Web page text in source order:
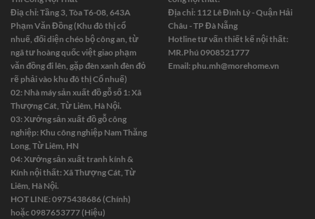
Điạ chỉ: Tầng 3, Tòa T6-08, 643A
Phạm Văn Đồng (Khu đô thị cổ
nhuế, đối diện chéo bộ công an, từ
ngã tư hoàng quốc việt giao phạm
văn đồng đi lên, gặp đèn xanh đèn đỏ
rẽ phải vào khu đô thị Cổ nhuế)
02: Nhà máy sản xuất đồ gỗ số 1: Xã
Thượng Cát, Từ Liêm, Hà Nội.
03: Xưởng sản xuất đồ gỗ công
nghiệp: Khu công nghiệp Nam Thăng
Long, Từ Liêm, HN
04: Xưởng sản xuất tranh kính &
Kính nội thất: Xã Thượng Cát, Từ
Liêm, Hà Nội.
HOT LINE: 0975438686 (Chính)
hoặc 0987653777 (Hiệu)
Địa chỉ: 112 Lê Đình Lý - Quận Hải
Châu - TP Đà Nẵng
Hotline tư vấn thiết kế nội thất:
MR.Phú 0908521777
Email: phu.mh@morehome.vn